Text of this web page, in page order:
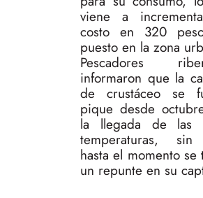
viene a
costo en 320
puesto en la zona
Pescadores
informaron que la
de crustáceo se
pique desde
la llegada de las
temperaturas,
hasta el momento se
un repunte en su